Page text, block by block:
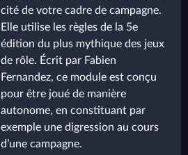
cité de votre cadre de campagne.
Elle utilise les règles de la 5e
édition du plus mythique des jeux
de rôle. Écrit par Fabien
Fernandez, ce module est conçu
pour être joué de manière
autonome, en constituant par
exemple une digression au cours
d’une campagne.